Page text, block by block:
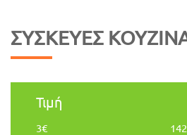
ΣΥΣΚΕΥΈΣ
Τιμή
3€